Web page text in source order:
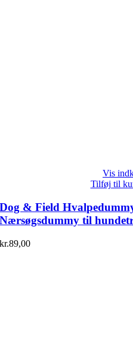
Vis
Tilføj til
Dog & Field
Nærsøgsdummy til
kr.89,00